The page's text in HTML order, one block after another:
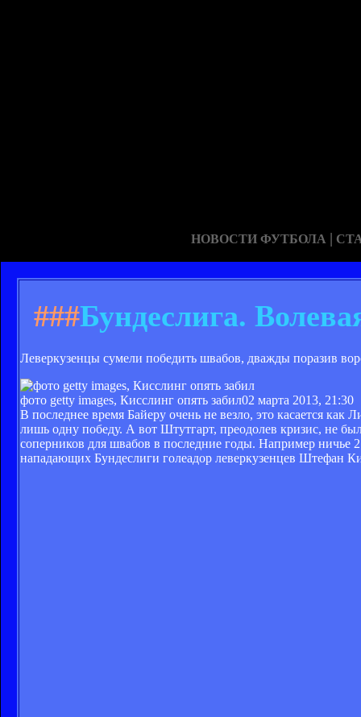
НОВОСТИ ФУТБОЛА |
###Бундеслига.
Леверкузенцы сумели победить швабов, дважды поразив
фото getty images, Кисслинг опять забил02 марта 2013, 21:30
В последнее время Байеру очень не везло, это касается
лишь одну победу. А вот Штутгарт, преодолев кризис, не
соперников для швабов в последние годы. Например ничье
нападающих Бундеслиги голеадор леверкузенцев Штефан